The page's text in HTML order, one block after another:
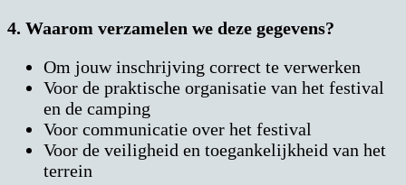
4. Waarom verzamelen we deze gegevens?
Om jouw inschrijving correct te verwerken
Voor de praktische organisatie van het festival
en de camping
Voor communicatie over het festival
Voor de veiligheid en toegankelijkheid van het
terrein